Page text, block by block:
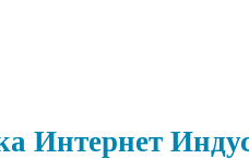
Интернет